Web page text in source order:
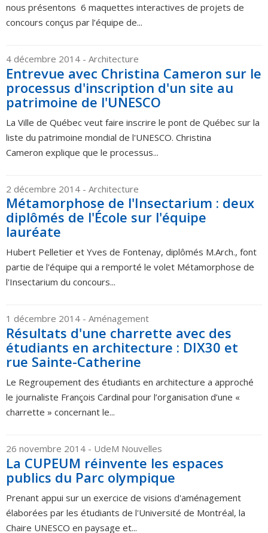
nous présentons 6 maquettes interactives de projets de
concours conçus par l’équipe de...
4 décembre 2014 - Architecture
Entrevue avec Christina Cameron sur le
processus d'inscription d'un site au
patrimoine de l'UNESCO
La Ville de Québec veut faire inscrire le pont de Québec sur la
liste du patrimoine mondial de l'UNESCO. Christina
Cameron explique que le processus...
2 décembre 2014 - Architecture
Métamorphose de l'Insectarium : deux
diplômés de l'École sur l'équipe
lauréate
Hubert Pelletier et Yves de Fontenay, diplômés M.Arch., font
partie de l'équipe qui a remporté le volet Métamorphose de
l'Insectarium du concours...
1 décembre 2014 - Aménagement
Résultats d'une charrette avec des
étudiants en architecture : DIX30 et
rue Sainte-Catherine
Le Regroupement des étudiants en architecture a approché
le journaliste François Cardinal pour l’organisation d’une «
charrette » concernant le...
26 novembre 2014 - UdeM Nouvelles
La CUPEUM réinvente les espaces
publics du Parc olympique
Prenant appui sur un exercice de visions d'aménagement
élaborées par les étudiants de l'Université de Montréal, la
Chaire UNESCO en paysage et...